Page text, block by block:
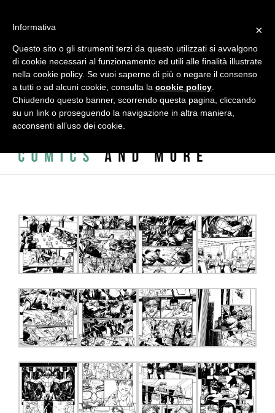
contenuto
L.A. Vincenzi, 2 - c/o ADAC - ACCADEMIA DELLE ARTI CREATIVE
| info@alessandrovitti.com
Facebook
X InstagramEmail
×
Informativa
Questo sito o gli strumenti terzi da questo utilizzati si avvalgono
di cookie necessari al funzionamento ed utili alle finalità illustrate
nella cookie policy. Se vuoi saperne di più o negare il consenso
a tutti o ad alcuni cookie, consulta la cookie policy
Chiudendo questo banner, scorrendo questa pagina, cliccando
su un link o proseguendo la navigazione in altra maniera,
acconsenti all’uso dei cookie.